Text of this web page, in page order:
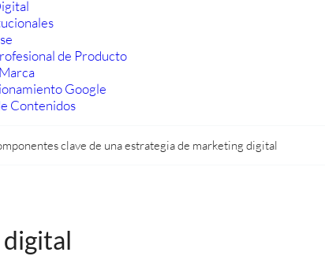
de Producto
Google
Contenidos
clave de una estrategia de marketing digital